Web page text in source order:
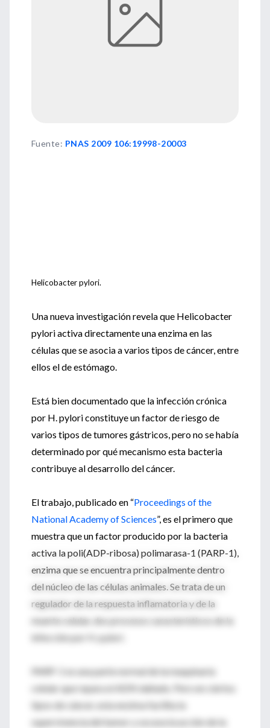
Fuente: PNAS 2009 106:19998-20003
Helicobacter pylori.
Una nueva investigación revela que Helicobacter
pylori activa directamente una enzima en las
células que se asocia a varios tipos de cáncer, entre
ellos el de estómago.
Está bien documentado que la infección crónica
por H. pylori constituye un factor de riesgo de
varios tipos de tumores gástricos, pero no se había
determinado por qué mecanismo esta bacteria
contribuye al desarrollo del cáncer.
El trabajo, publicado en “Proceedings of the
National Academy of Sciences”, es el primero que
muestra que un factor producido por la bacteria
activa la poli(ADP-ribosa) polimarasa-1 (PARP-1),
enzima que se encuentra principalmente dentro
del núcleo de las células animales. Se trata de un
regulador de la respuesta inflamatoria y de la
muerte celular, dos procesos característicos de la
infección por H. pylori.
PARP-1 es una parte normal de la maquinaria
celular que repara el ADN dañado. Pero en ciertos
tipos de cáncer, esta enzima facilita la
supervivencia del tumor y socava la acción de la